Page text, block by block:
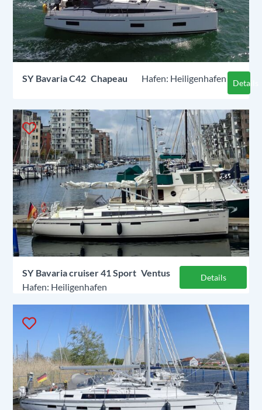
SY Bavaria C42 Chapeau Heiligenhafen Details
SY Bavaria cruiser 41 Sport Ventus
Heiligenhafen
Details